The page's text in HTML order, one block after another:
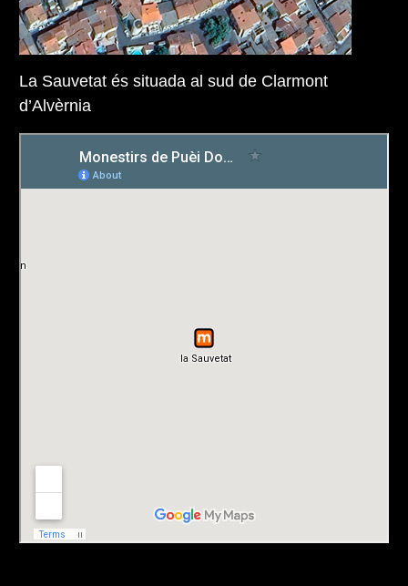
La Sauvetat és situada al sud de Clarmont
d’Alvèrnia